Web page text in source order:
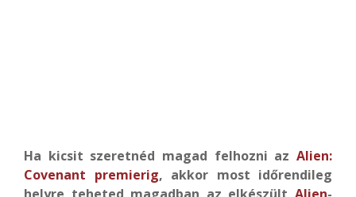
Ha kicsit szeretnéd magad felhozni az Alien:
Covenant premierig, akkor most időrendileg